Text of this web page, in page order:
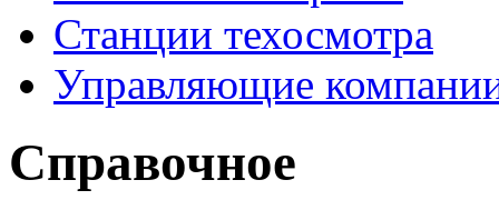
Станции техосмотра
Управляющие
Справочное